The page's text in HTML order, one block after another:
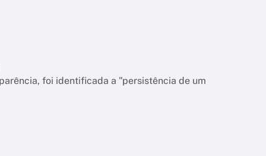
foi identificada a "persistência de um